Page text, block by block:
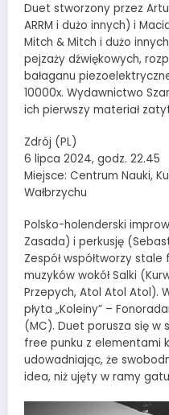
Duet stworzony przez
ARRM i dużo innych) i
Mitch & Mitch i dużo
pejzaży dźwiękowych,
bałaganu
10000x. Wydawnictwo
ich pierwszy materiał
Zdrój (PL)
6 lipca 2024, godz. 22.45
Miejsce: Centrum Nauki,
Wałbrzychu
Polsko-holenderski
Zasada) i perkusję
Zespół współtworzy
muzyków wokół Salki
Przepych, Atol Atol Atol).
płyta „Koleiny” –
(MC). Duet porusza się
free punku z elementami
udowadniając, że
idea, niż ujęty w ramy